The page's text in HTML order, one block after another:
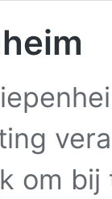
om bij